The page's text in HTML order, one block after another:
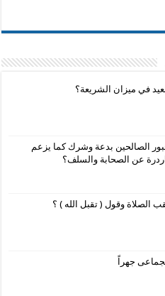
في ميزان الشريعة؟
الصالحين بدعة وشرك كما يزعم
عن الصحابة والسلف؟
الصلاة وقول ( تقبل الله ) ؟
جهراً